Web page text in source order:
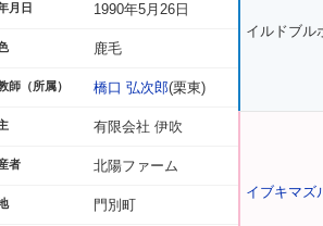
月日 1990年5月26日
鹿毛
師（所属） 橋口 弘次郎(栗東)
有限会社 伊吹
者 北陽ファーム
門別町
イルドブル
イブキマズ